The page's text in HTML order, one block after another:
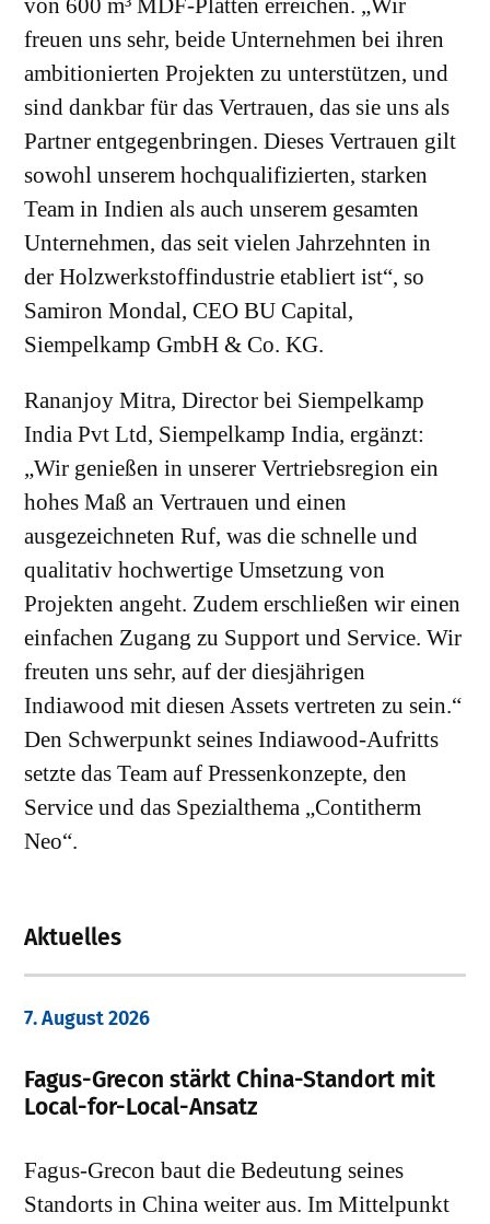
von 600 m³ MDF-Platten erreichen. „Wir
freuen uns sehr, beide Unternehmen bei ihren
ambitionierten Projekten zu unterstützen, und
sind dankbar für das Vertrauen, das sie uns als
Partner entgegenbringen. Dieses Vertrauen gilt
sowohl unserem hochqualifizierten, starken
Team in Indien als auch unserem gesamten
Unternehmen, das seit vielen Jahrzehnten in
der Holzwerkstoffindustrie etabliert ist“, so
Samiron Mondal, CEO BU Capital,
Siempelkamp GmbH & Co. KG.
Rananjoy Mitra, Director bei Siempelkamp
India Pvt Ltd, Siempelkamp India, ergänzt:
„Wir genießen in unserer Vertriebsregion ein
hohes Maß an Vertrauen und einen
ausgezeichneten Ruf, was die schnelle und
qualitativ hochwertige Umsetzung von
Projekten angeht. Zudem erschließen wir einen
einfachen Zugang zu Support und Service. Wir
freuten uns sehr, auf der diesjährigen
Indiawood mit diesen Assets vertreten zu sein.“
Den Schwerpunkt seines Indiawood-Aufritts
setzte das Team auf Pressenkonzepte, den
Service und das Spezialthema „Contitherm
Neo“.
Aktuelles
7. August 2026
Fagus-Grecon stärkt China-Standort mit
Local-for-Local-Ansatz
Fagus-Grecon baut die Bedeutung seines
Standorts in China weiter aus. Im Mittelpunkt